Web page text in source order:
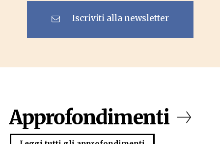
Iscriviti alla newsletter
Approfondimenti